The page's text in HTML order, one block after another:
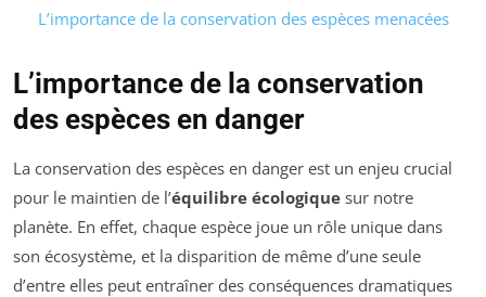
L’importance de la conservation des espèces menacées
L’importance de la conservation
des espèces en danger
La conservation des espèces en danger est un enjeu crucial
pour le maintien de l’équilibre écologique sur notre
planète. En effet, chaque espèce joue un rôle unique dans
son écosystème, et la disparition de même d’une seule
d’entre elles peut entraîner des conséquences dramatiques